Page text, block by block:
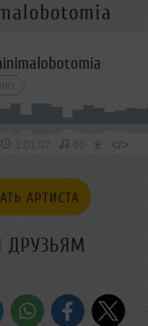
1:01:07 60 </>
АРТИСТА
ДРУЗЬЯМ